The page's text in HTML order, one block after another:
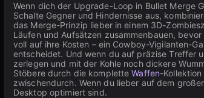
Wenn dich der Upgrade-Loop in Bullet Merge
Schalte Gegner und Hindernisse aus,
das Merge-Prinzip lieber in einem 3D-
Läufen und Aufsätzen zusammenbauen,
voll auf ihre Kosten – ein Cowboy-Vigilanten-
entscheidet. Und wenn du auf präzise
zerlegen und mit der Kohle noch dickere
Stöbere durch die kompletteWaffen-
zwischendurch. Wenn du lieber auf dem
Desktop optimiert sind.